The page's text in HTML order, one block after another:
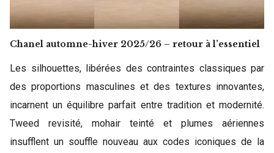
Chanel automne-hiver 2025/26 – retour à l’essentiel
Les silhouettes, libérées des contraintes classiques par
des proportions masculines et des textures innovantes,
incarnent un équilibre parfait entre tradition et modernité.
Tweed revisité, mohair teinté et plumes aériennes
insufflent un souffle nouveau aux codes iconiques de la